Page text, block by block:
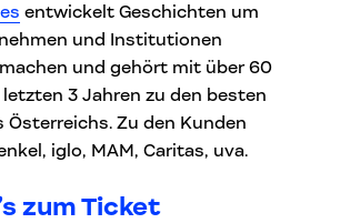
entwickelt Geschichten um
und Institutionen
und gehört mit über 60
3 Jahren zu den besten
Österreichs. Zu den Kunden
iglo, MAM, Caritas, uva.
zum Ticket